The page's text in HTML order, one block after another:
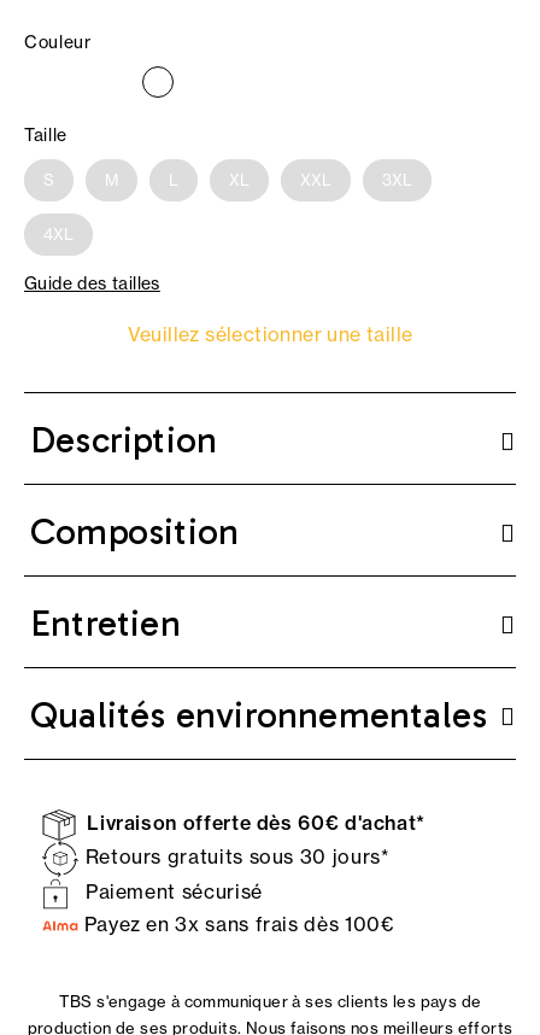
Couleur
Taille
S M L XL XXL 3XL
4XL
Guide des tailles
Veuillez sélectionner une taille
Description
Composition
Entretien
Qualités environnementales
Livraison offerte dès 60€ d'achat*
Retours gratuits sous 30 jours*
Paiement sécurisé
Payez en 3x sans frais dès 100€
TBS s'engage à communiquer à ses clients les pays de
production de ses produits. Nous faisons nos meilleurs efforts